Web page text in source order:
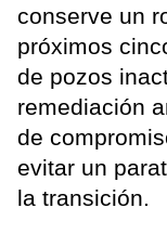
conserve un
próximos
de pozos
remediación
de
evitar un
la transición.